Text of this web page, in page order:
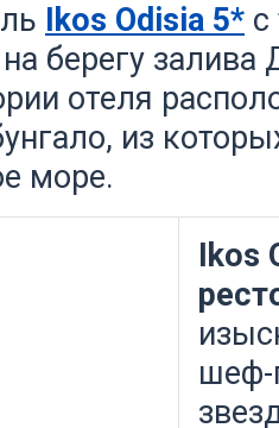
Ikos Odisia 5* с
на берегу
отеля
из
море.
Ikos
шеф-